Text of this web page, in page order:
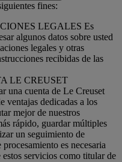
fines:
LEGALES Es
algunos datos sobre usted
legales y otras
recibidas de las
LE CREUSET
una cuenta de Le Creuset
ventajas dedicadas a los
mejor de nuestros
rápido, guardar múltiples
un seguimiento de
es necesaria
servicios como titular de